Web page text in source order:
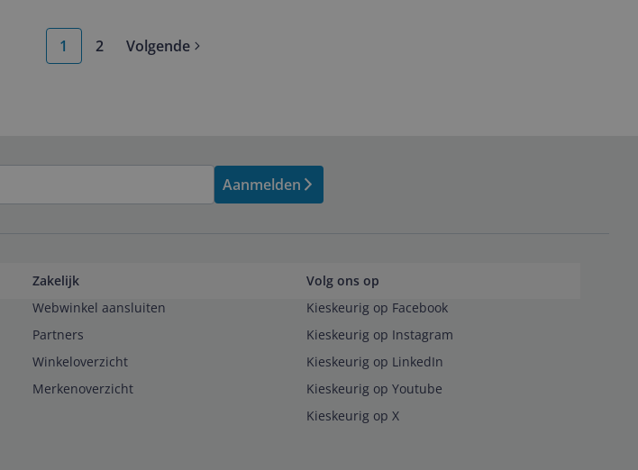
1 2 Volgende
Aanmelden
Zakelijk
Webwinkel aansluiten
Partners
Winkeloverzicht
Merkenoverzicht
Volg ons op
Kieskeurig op Facebook
Kieskeurig op Instagram
Kieskeurig op LinkedIn
Kieskeurig op Youtube
Kieskeurig op X